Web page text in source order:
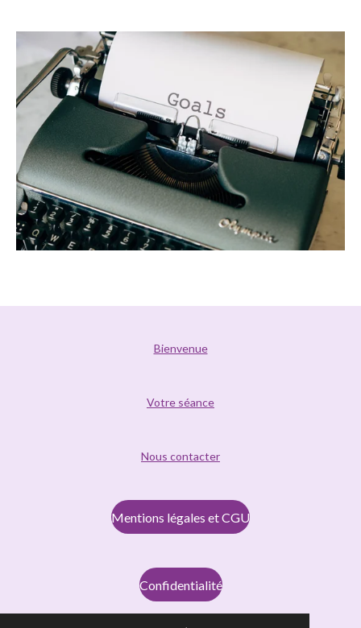
Bienvenue
Votre séance
Nous contacter
Mentions légales et CGU
Confidentialité